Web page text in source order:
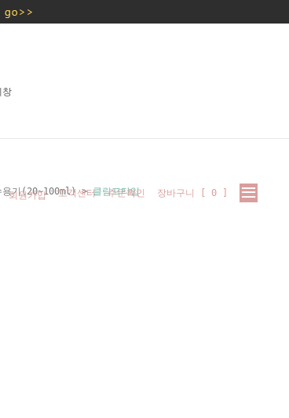
창
회원가입 고객센터 주문확인 장바구니 [ 0
용기(20~100ml) >클림프타입